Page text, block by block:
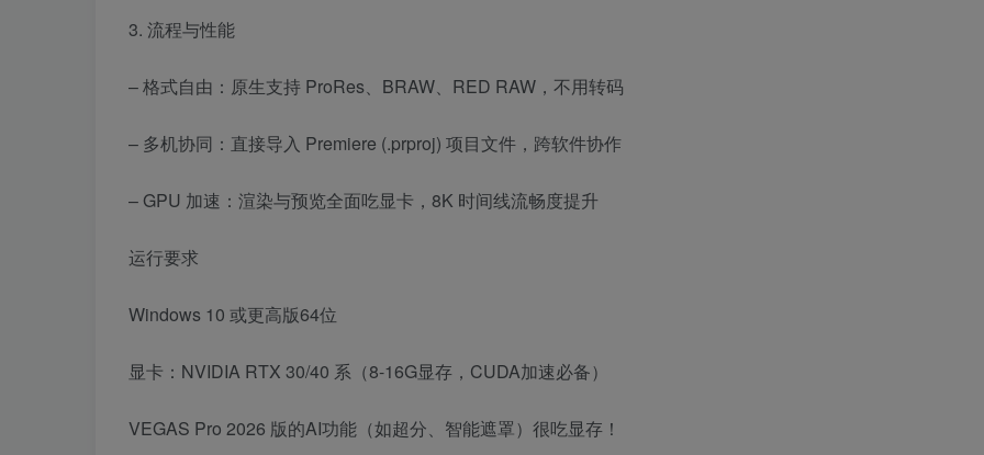
3. 流程与性能
– 格式自由：原生支持 ProRes、BRAW、RED RAW，不用转码
– 多机协同：直接导入 Premiere (.prproj) 项目文件，跨软件协作
– GPU 加速：渲染与预览全面吃显卡，8K 时间线流畅度提升
运行要求
Windows 10 或更高版64位
显卡：NVIDIA RTX 30/40 系（8-16G显存，CUDA加速必备）
VEGAS Pro 2026 版的AI功能（如超分、智能遮罩）很吃显存！